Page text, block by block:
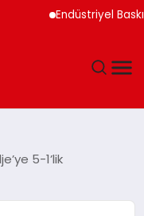
Endüstriyel Baskı
5-1’lik